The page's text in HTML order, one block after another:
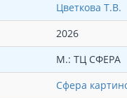
Цветкова Т.В.
2026
М.: ТЦ СФЕРА
Сфера